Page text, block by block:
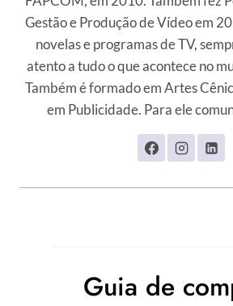
Gestão e Produção de Vídeo em
novelas e programas de TV,
atento a tudo o que acontece no
Também é formado em Artes
em Publicidade. Para ele
Guia de